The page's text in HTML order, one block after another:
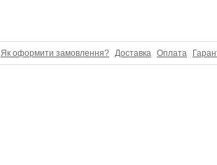
Як оформити замовлення? Доставка Оплата